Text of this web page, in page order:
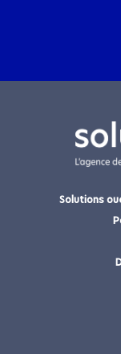
ou
VOTRE ENTREPRISE
Solutions